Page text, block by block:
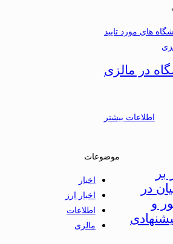
های مورد تایید
در مالزی
اطلاعات بیشتر
موضوعات
اخبار
اخبار ارز
اطلاعات
مالزی
بر
در
و